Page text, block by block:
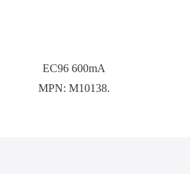
EC96 600mA
MPN: M10138.